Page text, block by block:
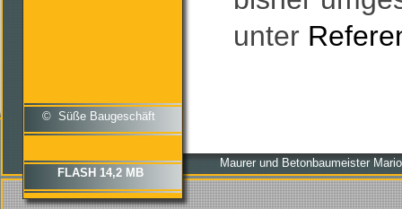
unter
© Süße Baugeschäft
FLASH 14,2 MB
Maurer und Betonbaumeister